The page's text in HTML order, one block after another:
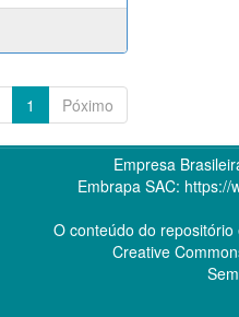
1 Póximo
Empresa
Embrapa SAC: https://
O conteúdo do
Creative